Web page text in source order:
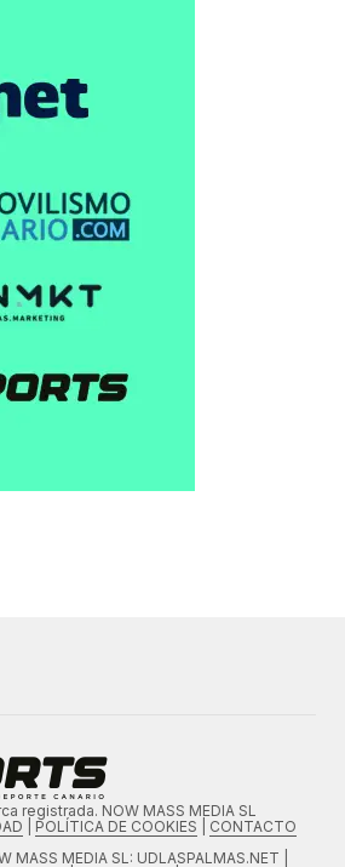
registrada. NOW MASS MEDIA SL
POLÍTICA DE COOKIES
CONTACTO
MASS MEDIA SL: UDLASPALMAS.NET |